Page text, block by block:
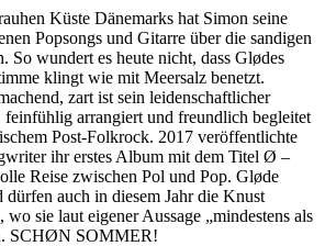
Küste Dänemarks hat Simon seine
Popsongs und Gitarre über die sandigen
So wundert es heute nicht, dass Glødes
klingt wie mit Meersalz benetzt.
zart ist sein leidenschaftlicher
feinfühlig arrangiert und freundlich begleitet
Post-Folkrock. 2017 veröffentlichte
ihr erstes Album mit dem Titel Ø –
Reise zwischen Pol und Pop. Gløde
dürfen auch in diesem Jahr die Knust
sie laut eigener Aussage „mindestens als
SCHØN SOMMER!